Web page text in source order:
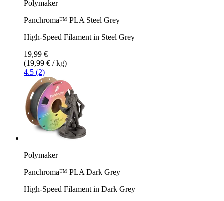
Polymaker
Panchroma™ PLA Steel Grey
High-Speed Filament in Steel Grey
19,99 €
(19,99 € / kg)
4.5 (2)
Polymaker
Panchroma™ PLA Dark Grey
High-Speed Filament in Dark Grey